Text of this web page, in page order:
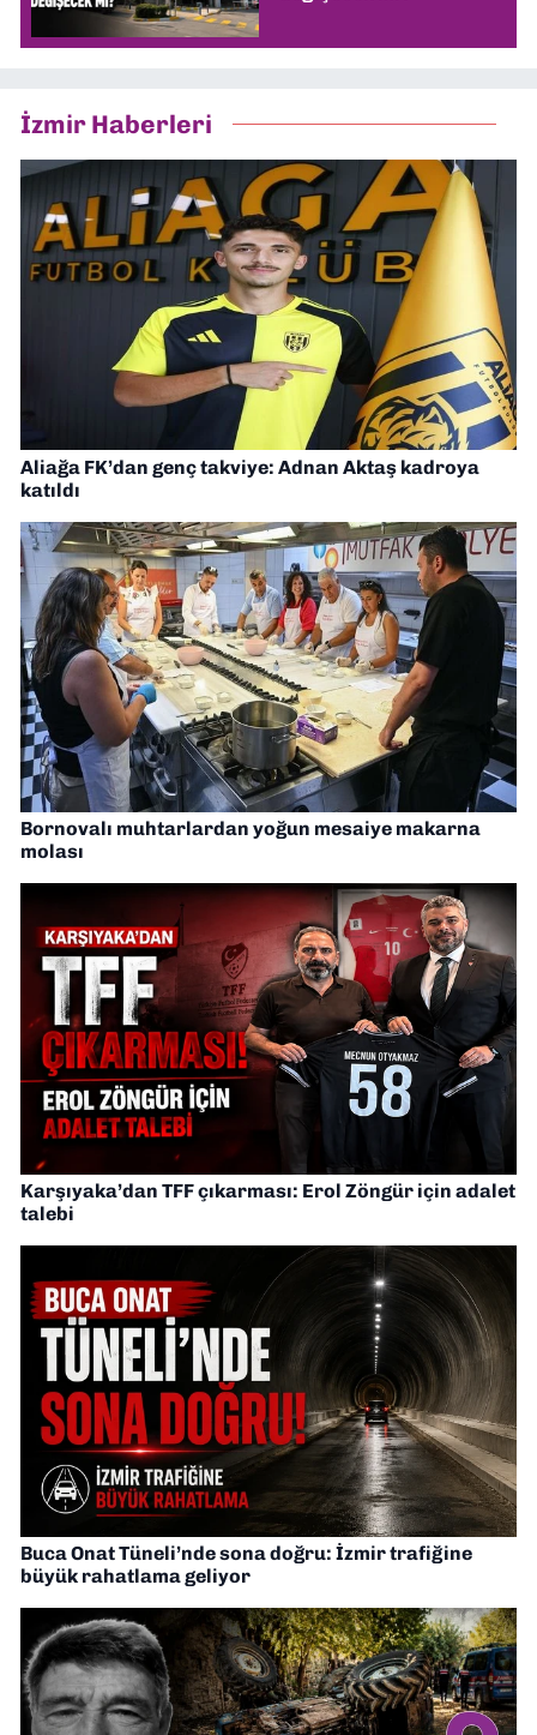
İzmir Haberleri
Aliağa FK’dan genç takviye: Adnan Aktaş kadroya
katıldı
Bornovalı muhtarlardan yoğun mesaiye makarna
molası
Karşıyaka’dan TFF çıkarması: Erol Zöngür için adalet
talebi
Buca Onat Tüneli’nde sona doğru: İzmir trafiğine
büyük rahatlama geliyor